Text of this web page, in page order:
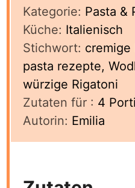
Kategorie: Pasta &
Küche: Italienisch
Stichwort: cremige
pasta rezepte,
würzige Rigatoni
Zutaten für : 4
Autorin: Emilia